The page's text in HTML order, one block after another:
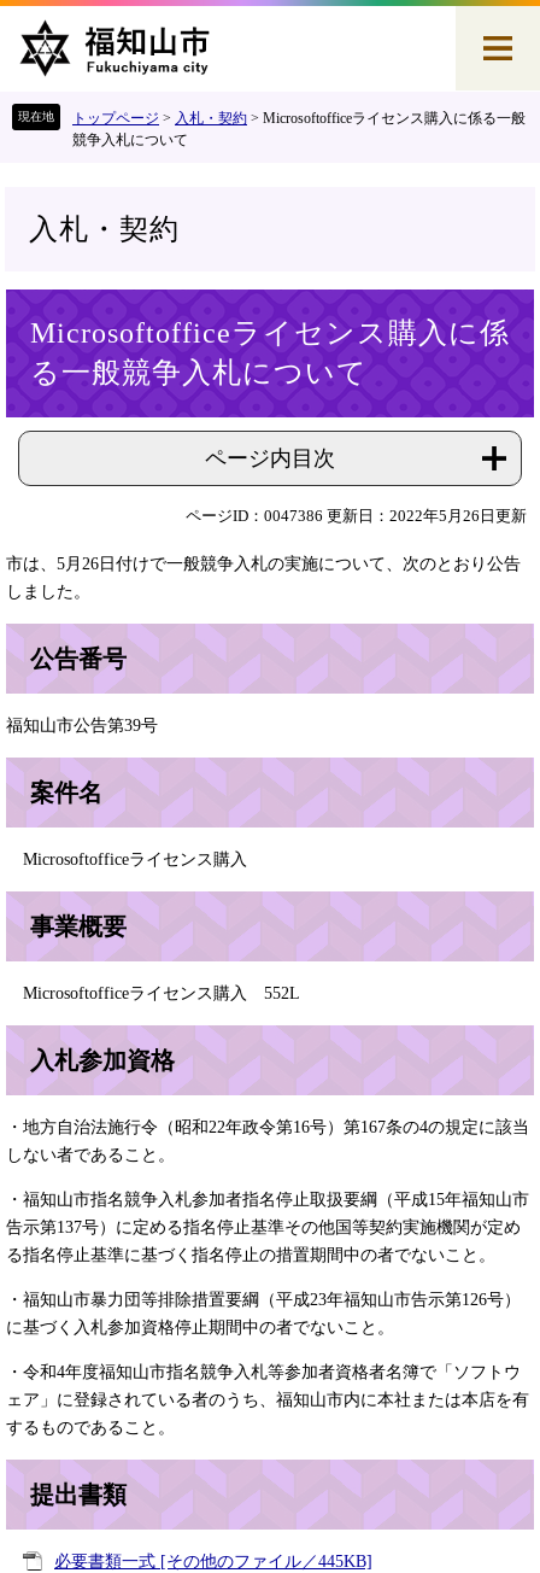
へ
トップページ > 入札・契約 > Microsoftofficeライセンス購入に係る一般
競争入札について
入札・契約
Microsoftofficeライセンス購入に係
る一般競争入札について
ページ内目次
ページID：0047386 更新日：2022年5月26日更新
市は、5月26日付けで一般競争入札の実施について、次のとおり公告
しました。
公告番号
福知山市公告第39号
案件名
Microsoftofficeライセンス購入
事業概要
Microsoftofficeライセンス購入 552L
入札参加資格
・地方自治法施行令（昭和22年政令第16号）第167条の4の規定に該当
しない者であること。
・福知山市指名競争入札参加者指名停止取扱要綱（平成15年福知山市
告示第137号）に定める指名停止基準その他国等契約実施機関が定め
る指名停止基準に基づく指名停止の措置期間中の者でないこと。
・福知山市暴力団等排除措置要綱（平成23年福知山市告示第126号）
に基づく入札参加資格停止期間中の者でないこと。
・令和4年度福知山市指名競争入札等参加者資格者名簿で「ソフトウ
ェア」に登録されている者のうち、福知山市内に本社または本店を有
するものであること。
提出書類
必要書類一式 [その他のファイル／445KB]